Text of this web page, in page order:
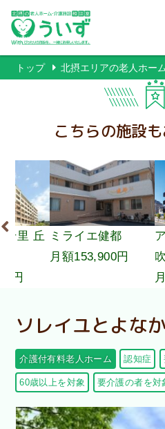
トップ 北摂エリアの老人ホー
ソレイユとよなか
介護付有料老人ホーム 認知症
60歳以上を対象 要介護の者を対
こちらの施設
都
アルファリビング
吹田千里丘